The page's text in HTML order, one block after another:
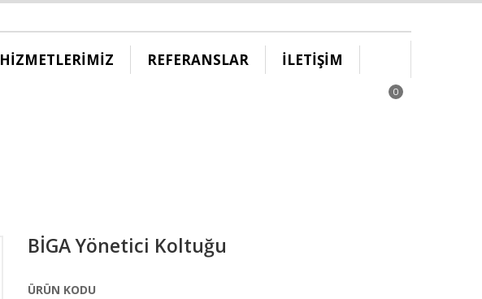
HİZMETLERİMİZ REFERANSLAR İLETİŞİM
0
BİGA Yönetici Koltuğu
ÜRÜN KODU